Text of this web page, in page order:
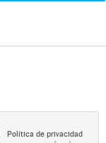
Política de privacidad